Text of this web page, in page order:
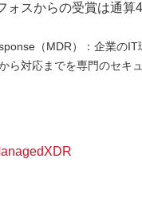
ォスからの受賞は通算
（MDR）：企業のIT
ら対応までを専門のセキ